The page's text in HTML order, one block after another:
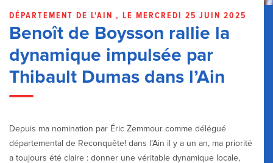
DÉPARTEMENT DE L'AIN , LE MERCREDI 25 JUIN 2025
Benoît de Boysson rallie la
dynamique impulsée par
Thibault Dumas dans l’Ain
Depuis ma nomination par Éric Zemmour comme délégué
départemental de Reconquête! dans l’Ain il y a un an, ma priorité
a toujours été claire : donner une véritable dynamique locale,